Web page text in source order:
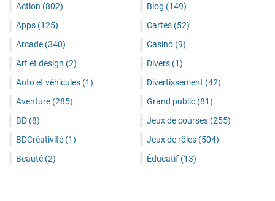
Action (802)
Apps (125)
Arcade (340)
Art et design (2)
Auto et véhicules (1)
Aventure (285)
BD (8)
BDCréativité (1)
Beauté (2)
Blog (149)
Cartes (52)
Casino (9)
Divers (1)
Divertissement (42)
Grand public (81)
Jeux de courses (255)
Jeux de rôles (504)
Éducatif (13)